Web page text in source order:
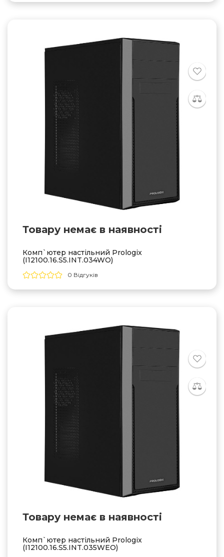
Товару немає в наявностi
Комп`ютер настільний Prologix
(I12100.16.S5.INT.034WO)
0 Відгуків
Товару немає в наявностi
Комп`ютер настільний Prologix
(I12100.16.S5.INT.035WEO)